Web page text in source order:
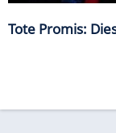
Tote Promis: